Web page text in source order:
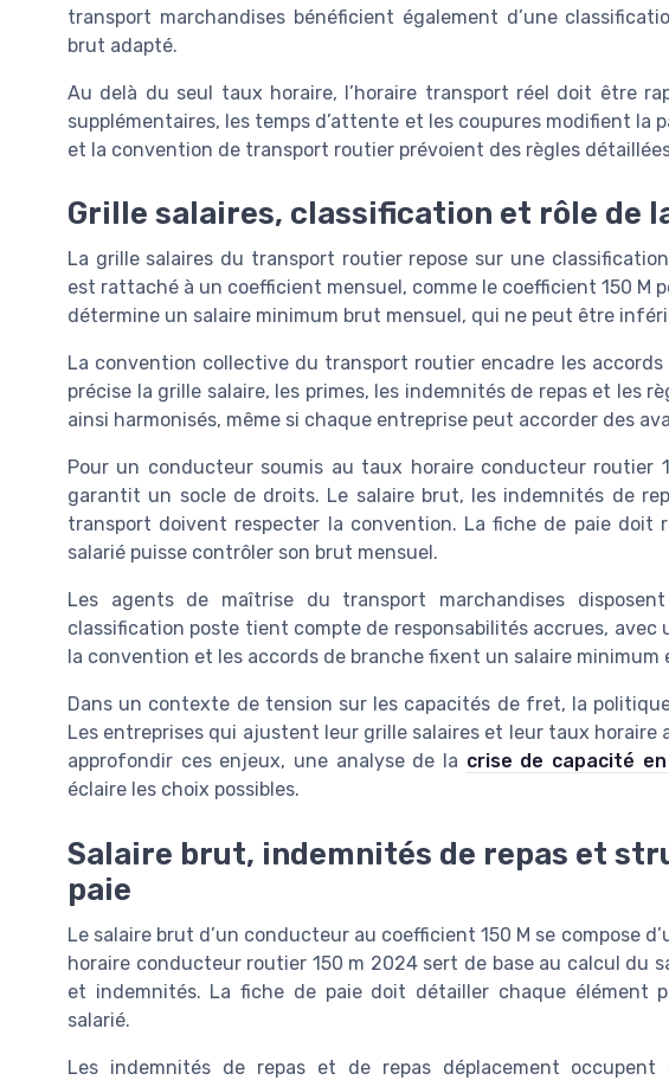
transport marchandises bénéficient également d’une
brut adapté.
Au delà du seul taux horaire, l’horaire transport réel doit être
supplémentaires, les temps d’attente et les coupures modifient la
et la convention de transport routier prévoient des règles
Grille salaires, classification et rôle de
La grille salaires du transport routier repose sur une
est rattaché à un coefficient mensuel, comme le coefficient 150 M
détermine un salaire minimum brut mensuel, qui ne peut être
La convention collective du transport routier encadre les accords
précise la grille salaire, les primes, les indemnités de repas et les
ainsi harmonisés, même si chaque entreprise peut accorder des
Pour un conducteur soumis au taux horaire conducteur routier
garantit un socle de droits. Le salaire brut, les indemnités de
transport doivent respecter la convention. La fiche de paie doit
salarié puisse contrôler son brut mensuel.
Les agents de maîtrise du transport marchandises
classification poste tient compte de responsabilités accrues, avec
la convention et les accords de branche fixent un salaire minimum
Dans un contexte de tension sur les capacités de fret, la
Les entreprises qui ajustent leur grille salaires et leur taux horaire
approfondir ces enjeux, une analyse de la crise de capacité
éclaire les choix possibles.
Salaire brut, indemnités de repas et
paie
Le salaire brut d’un conducteur au coefficient 150 M se compose
horaire conducteur routier 150 m 2024 sert de base au calcul du
et indemnités. La fiche de paie doit détailler chaque élément
salarié.
Les indemnités de repas et de repas déplacement